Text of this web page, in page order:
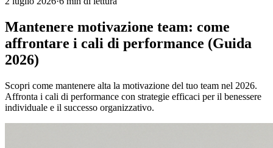
Mantenere motivazione team: come
affrontare i cali di performance (Guida
2026)
Scopri come mantenere alta la motivazione del tuo team nel 2026.
Affronta i cali di performance con strategie efficaci per il benessere
individuale e il successo organizzativo.